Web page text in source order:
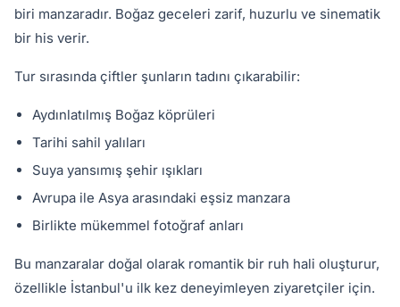
biri manzaradır. Boğaz geceleri zarif, huzurlu ve sinematik
bir his verir.
Tur sırasında çiftler şunların tadını çıkarabilir:
Aydınlatılmış Boğaz köprüleri
Tarihi sahil yalıları
Suya yansımış şehir ışıkları
Avrupa ile Asya arasındaki eşsiz manzara
Birlikte mükemmel fotoğraf anları
Bu manzaralar doğal olarak romantik bir ruh hali oluşturur,
özellikle İstanbul'u ilk kez deneyimleyen ziyaretçiler için.